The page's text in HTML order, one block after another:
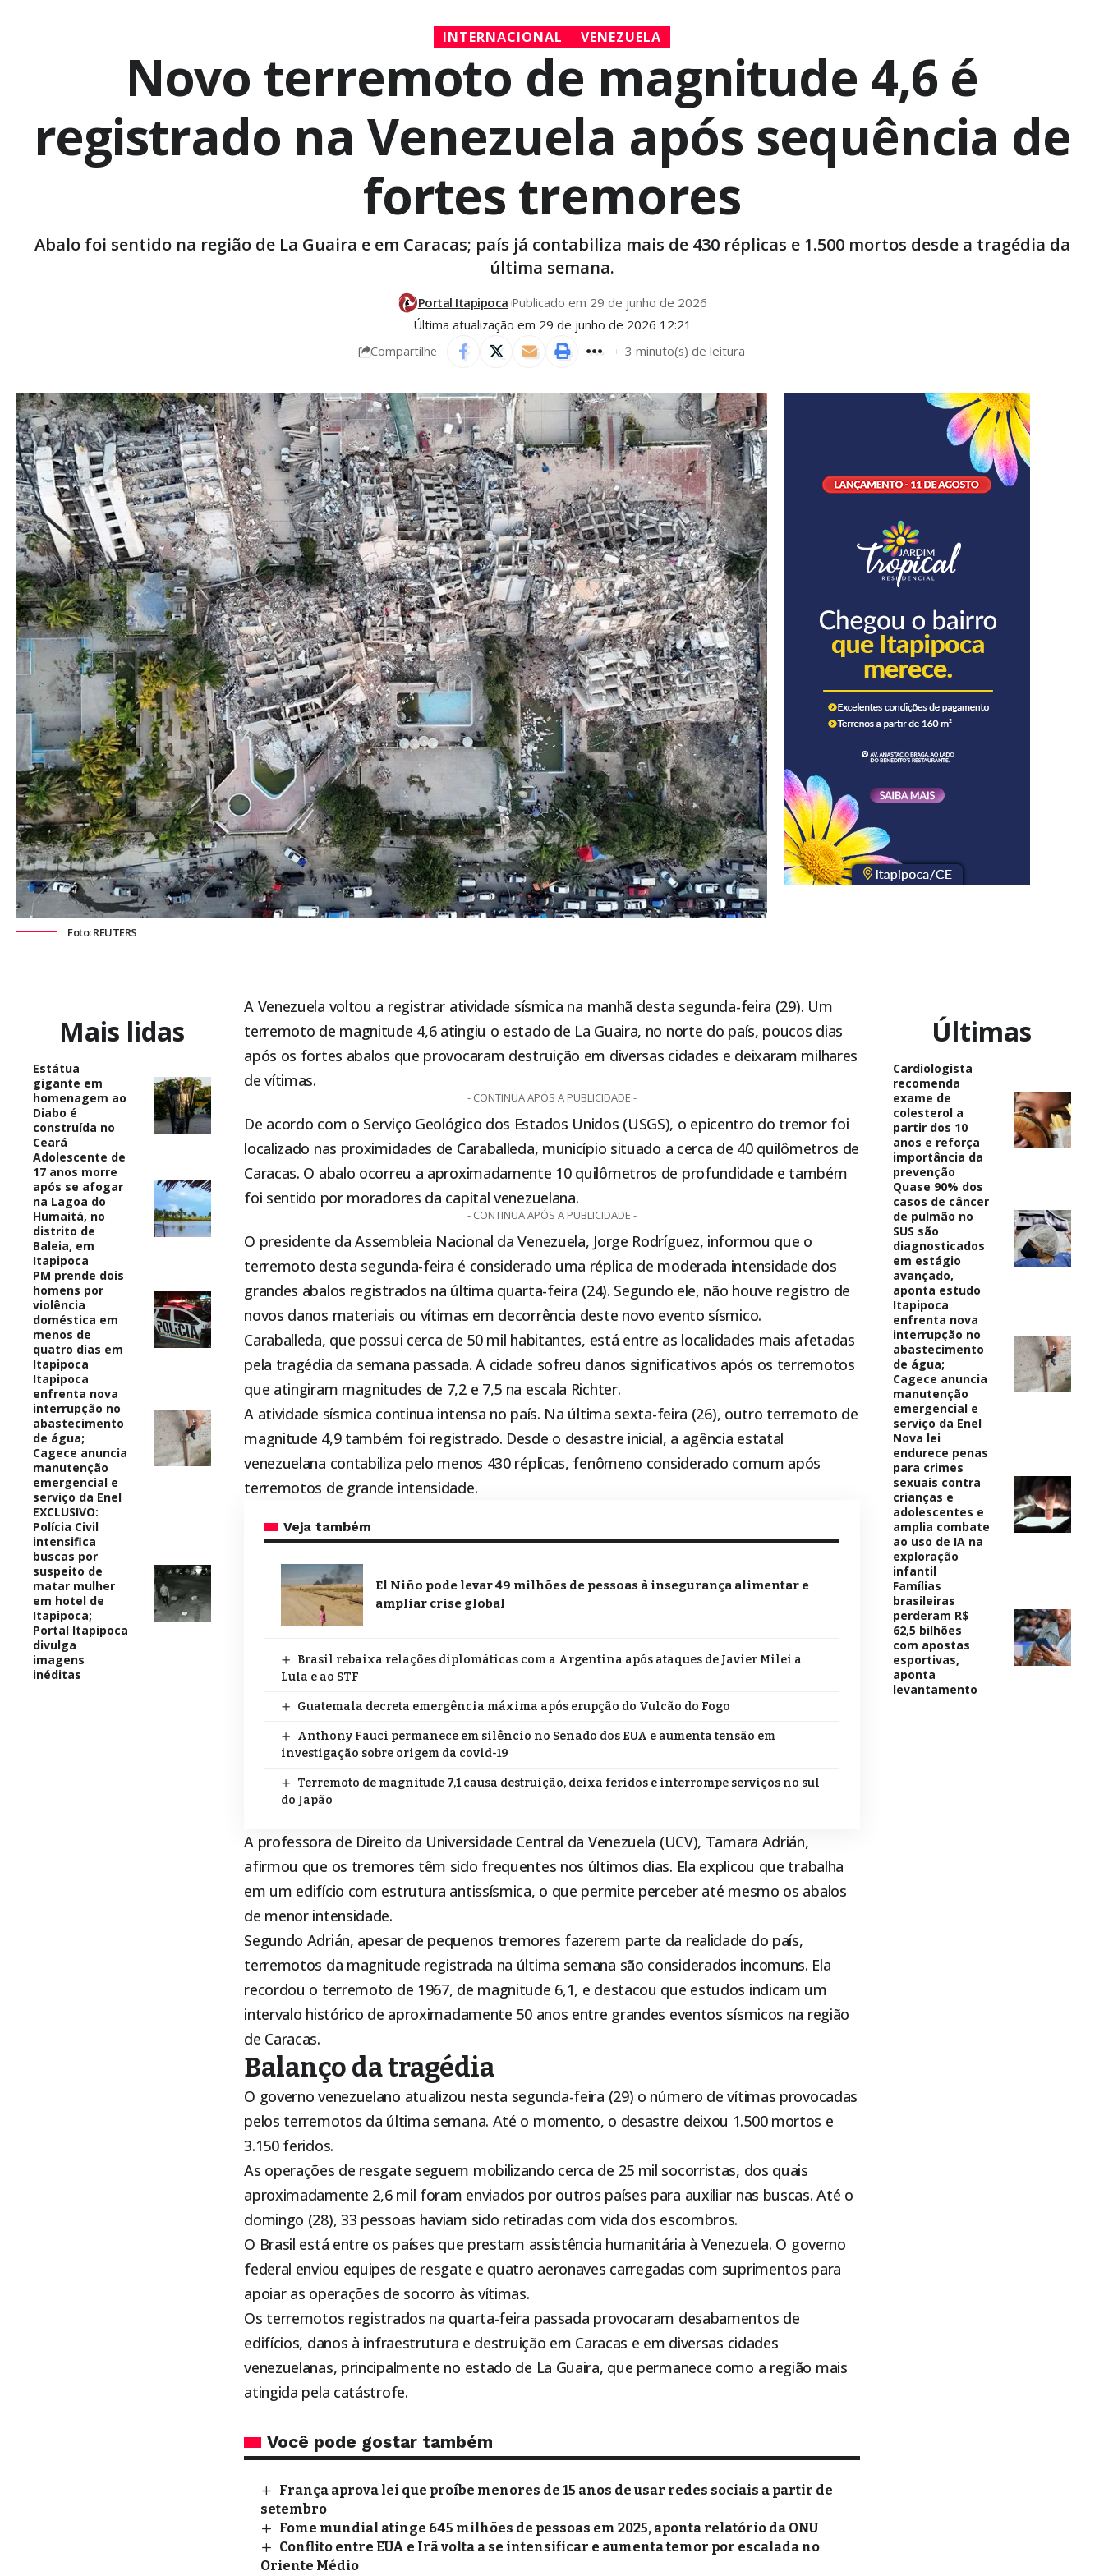
INTERNACIONAL VENEZUELA
Novo terremoto de magnitude 4,6 é
registrado na Venezuela após sequência de
fortes tremores
Abalo foi sentido na região de La Guaira e em Caracas; país já contabiliza mais de 430 réplicas e 1.500 mortos desde a tragédia da
última semana.
Última atualização em 29 de junho de 2026 12:21
Portal Itapipoca Publicado em 29 de junho de 2026
Compartilhe 3 minuto(s) de leitura
Foto: REUTERS
Mais lidas
Estátua
gigante em
homenagem ao
Diabo é
construída no
Ceará
Adolescente de
17 anos morre
após se afogar
na Lagoa do
Humaitá, no
distrito de
Baleia, em
Itapipoca
PM prende dois
homens por
violência
doméstica em
menos de
quatro dias em
Itapipoca
Itapipoca
enfrenta nova
interrupção no
abastecimento
de água;
Cagece anuncia
manutenção
emergencial e
serviço da Enel
EXCLUSIVO:
Polícia Civil
intensifica
buscas por
suspeito de
matar mulher
em hotel de
Itapipoca;
Portal Itapipoca
divulga
imagens
inéditas
A Venezuela voltou a registrar atividade sísmica na manhã desta segunda-feira (29). Um
terremoto de magnitude 4,6 atingiu o estado de La Guaira, no norte do país, poucos dias
após os fortes abalos que provocaram destruição em diversas cidades e deixaram milhares
de vítimas.
- CONTINUA APÓS A PUBLICIDADE -
De acordo com o Serviço Geológico dos Estados Unidos (USGS), o epicentro do tremor foi
localizado nas proximidades de Caraballeda, município situado a cerca de 40 quilômetros de
Caracas. O abalo ocorreu a aproximadamente 10 quilômetros de profundidade e também
foi sentido por moradores da capital venezuelana.
- CONTINUA APÓS A PUBLICIDADE -
O presidente da Assembleia Nacional da Venezuela, Jorge Rodríguez, informou que o
terremoto desta segunda-feira é considerado uma réplica de moderada intensidade dos
grandes abalos registrados na última quarta-feira (24). Segundo ele, não houve registro de
novos danos materiais ou vítimas em decorrência deste novo evento sísmico.
Caraballeda, que possui cerca de 50 mil habitantes, está entre as localidades mais afetadas
pela tragédia da semana passada. A cidade sofreu danos significativos após os terremotos
que atingiram magnitudes de 7,2 e 7,5 na escala Richter.
A atividade sísmica continua intensa no país. Na última sexta-feira (26), outro terremoto de
magnitude 4,9 também foi registrado. Desde o desastre inicial, a agência estatal
venezuelana contabiliza pelo menos 430 réplicas, fenômeno considerado comum após
terremotos de grande intensidade.
Veja também
El Niño pode levar 49 milhões de pessoas à insegurança alimentar e
ampliar crise global
Brasil rebaixa relações diplomáticas com a Argentina após ataques de Javier Milei a
Lula e ao STF
Guatemala decreta emergência máxima após erupção do Vulcão do Fogo
Anthony Fauci permanece em silêncio no Senado dos EUA e aumenta tensão em
investigação sobre origem da covid-19
Terremoto de magnitude 7,1 causa destruição, deixa feridos e interrompe serviços no sul
do Japão
A professora de Direito da Universidade Central da Venezuela (UCV), Tamara Adrián,
afirmou que os tremores têm sido frequentes nos últimos dias. Ela explicou que trabalha
em um edifício com estrutura antissísmica, o que permite perceber até mesmo os abalos
de menor intensidade.
Segundo Adrián, apesar de pequenos tremores fazerem parte da realidade do país,
terremotos da magnitude registrada na última semana são considerados incomuns. Ela
recordou o terremoto de 1967, de magnitude 6,1, e destacou que estudos indicam um
intervalo histórico de aproximadamente 50 anos entre grandes eventos sísmicos na região
de Caracas.
Balanço da tragédia
O governo venezuelano atualizou nesta segunda-feira (29) o número de vítimas provocadas
pelos terremotos da última semana. Até o momento, o desastre deixou 1.500 mortos e
3.150 feridos.
As operações de resgate seguem mobilizando cerca de 25 mil socorristas, dos quais
aproximadamente 2,6 mil foram enviados por outros países para auxiliar nas buscas. Até o
domingo (28), 33 pessoas haviam sido retiradas com vida dos escombros.
O Brasil está entre os países que prestam assistência humanitária à Venezuela. O governo
federal enviou equipes de resgate e quatro aeronaves carregadas com suprimentos para
apoiar as operações de socorro às vítimas.
Os terremotos registrados na quarta-feira passada provocaram desabamentos de
edifícios, danos à infraestrutura e destruição em Caracas e em diversas cidades
venezuelanas, principalmente no estado de La Guaira, que permanece como a região mais
atingida pela catástrofe.
Você pode gostar também
França aprova lei que proíbe menores de 15 anos de usar redes sociais a partir de
setembro
Fome mundial atinge 645 milhões de pessoas em 2025, aponta relatório da ONU
Conflito entre EUA e Irã volta a se intensificar e aumenta temor por escalada no
Oriente Médio
Últimas
Cardiologista
recomenda
exame de
colesterol a
partir dos 10
anos e reforça
importância da
prevenção
Quase 90% dos
casos de câncer
de pulmão no
SUS são
diagnosticados
em estágio
avançado,
aponta estudo
Itapipoca
enfrenta nova
interrupção no
abastecimento
de água;
Cagece anuncia
manutenção
emergencial e
serviço da Enel
Nova lei
endurece penas
para crimes
sexuais contra
crianças e
adolescentes e
amplia combate
ao uso de IA na
exploração
infantil
Famílias
brasileiras
perderam R$
62,5 bilhões
com apostas
esportivas,
aponta
levantamento